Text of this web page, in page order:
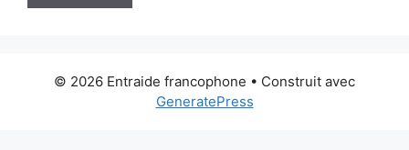
© 2026 Entraide francophone • Construit avec
GeneratePress